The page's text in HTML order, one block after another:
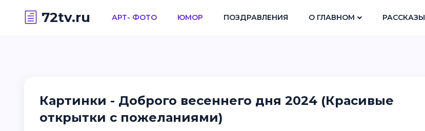
72tv.ru АРТ- ФОТО ЮМОР ПОЗДРАВЛЕНИЯ О ГЛАВНОМ РАССКАЗЫ
Картинки - Доброго весеннего дня 2024 (Красивые
открытки с пожеланиями)